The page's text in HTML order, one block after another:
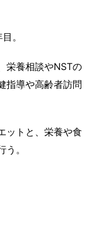
。
栄養相談やNSTの
指導や高齢者訪問
ットと、栄養や食
。